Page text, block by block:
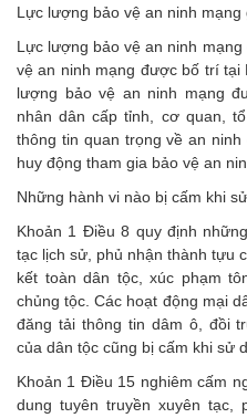
Lực lượng bảo vệ an ninh
Lực lượng bảo vệ an ninh
vệ an ninh mạng được bố trí tại
lượng bảo vệ an ninh mạng
nhân dân cấp tỉnh, cơ quan,
thông tin quan trọng về an
huy động tham gia bảo
Những hành vi nào bị cấm khi
Khoản 1 Điều 8 quy định
tạc lịch sử, phủ nhận thành tựu
kết toàn dân tộc, xúc phạm
chủng tộc. Các hoạt động mại
đăng tải thông tin dâm ô, đồi
của dân tộc cũng bị cấm khi sử
Khoản 1 Điều 15 nghiêm cấm
dung tuyên truyền xuyên tạc,